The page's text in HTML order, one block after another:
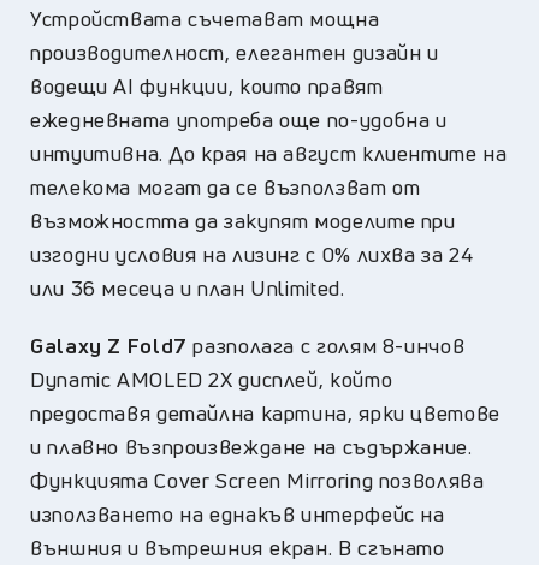
Устройствата съчетават мощна
производителност, елегантен дизайн и
водещи AI функции, които правят
ежедневната употреба още по-удобна и
интуитивна. До края на август клиентите на
телекома могат да се възползват от
възможността да закупят моделите при
изгодни условия на лизинг с 0% лихва за 24
или 36 месеца и план Unlimited.
Galaxy Z Fold7 разполага с голям 8-инчов
Dynamic AMOLED 2X дисплей, който
предоставя детайлна картина, ярки цветове
и плавно възпроизвеждане на съдържание.
Функцията Cover Screen Mirroring позволява
използването на еднакъв интерфейс на
външния и вътрешния екран. В сгънато